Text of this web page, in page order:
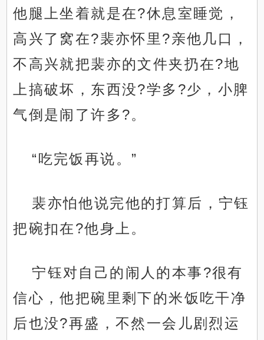
他腿上坐着就是在?休息室睡觉，
高兴了窝在?裴亦怀里?亲他几口，
不高兴就把裴亦的文件夹扔在?地
上搞破坏，东西没?学多?少，小脾
气倒是闹了许多?。
“吃完饭再说。”
裴亦怕他说完他的打算后，宁钰
把碗扣在?他身上。
宁钰对自己的闹人的本事?很有
信心，他把碗里剩下的米饭吃干净
后也没?再盛，不然一会儿剧烈运